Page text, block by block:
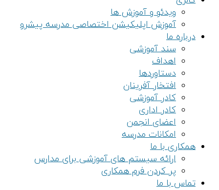
ویدئو و آموزش ها
آموزش اپلیکیشن اختصاصی مدرسه پیشرو
درباره ما
سند آموزشی
اهداف
دستاوردها
افتخار آفرینان
کادر آموزشی
کادر اداری
اعضای انجمن
امکانات مدرسه
همکاری با ما
ارائه سیستم های آموزشی برای مدارس
پر کردن فرم همکاری
تماس با ما